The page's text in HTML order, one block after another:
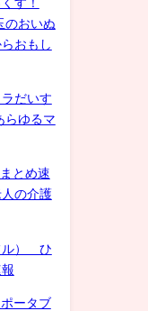
のおいぬ
おもし
だいす
らゆるマ
とめ速
の介護
ル） ひ
ータブ